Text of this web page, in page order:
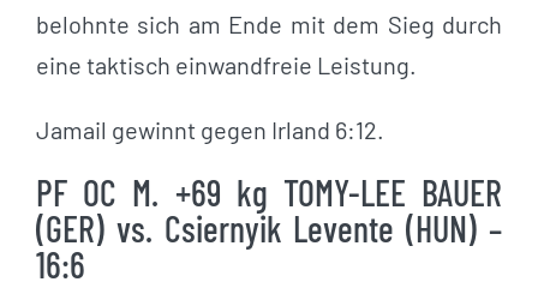
belohnte sich am Ende mit dem Sieg durch
eine taktisch einwandfreie Leistung.
Jamail gewinnt gegen Irland 6:12.
PF OC M. +69 kg TOMY-LEE BAUER
(GER) vs. Csiernyik Levente (HUN) –
16:6